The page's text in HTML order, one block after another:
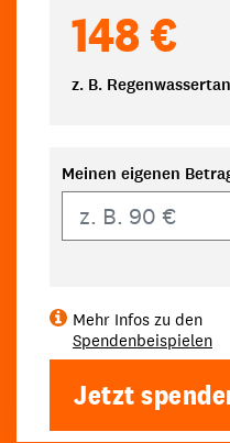
148 €
z. B.
Meinen eigenen
Mehr Infos zu den
Spendenbeispielen
Jetzt